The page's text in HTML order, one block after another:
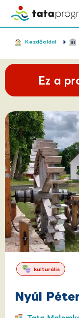
Kezdőoldal
Ez a
kulturális
Nyúl